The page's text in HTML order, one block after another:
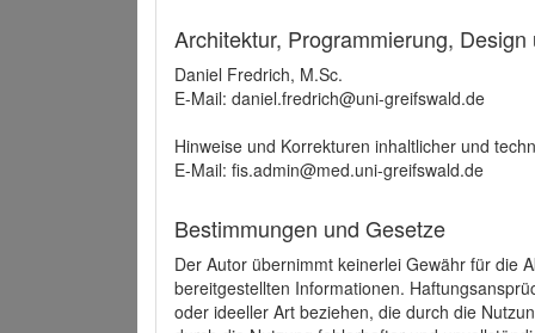
Architektur, Programmierung,
Daniel Fredrich, M.Sc.
E-Mail: daniel.fredrich@uni-greifswald.de
Hinweise und Korrekturen inhaltlicher und
E-Mail: fis.admin@med.uni-greifswald.de
Bestimmungen und Gesetze
Der Autor übernimmt keinerlei Gewähr für die
bereitgestellten Informationen.
oder ideeller Art beziehen, die durch die